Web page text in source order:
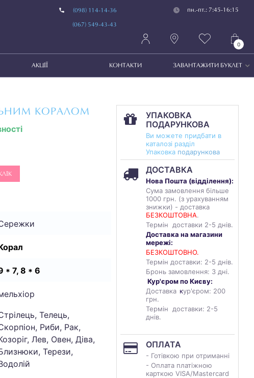
(098) 114-14-36
(067) 549-43-43
пн.-пт.: 7:45-16:15
0
АКЦІЇ КОНТАКТИ ЗАВАНТАЖИТИ БУКЛЕТ
КОРАЛОМ
* 7, 8 * 6
Телець,
Риби, Рак,
Лев, Овен, Діва,
Терези,
УПАКОВКА
ПОДАРУНКОВА
Ви можете придбати в
каталозі разділ
Упаковка подарункова
ДОСТАВКА
Нова Пошта (відділення):
Сума замовлення більше
1000 грн. (з урахуванням
знижки) - доставка
БЕЗКОШТОВНА.
Термін доставки 2-5 днів.
Доставка на магазини
мережі:
БЕЗКОШТОВНО.
Термін доставки: 2-5 днів.
Бронь замовлення: 3 дні.
Кур'єром по Києву:
Доставка кур'єром: 200
грн.
Термін доставки: 2-5
днів.
ОПЛАТА
- Готівкою при отриманні
- Оплата платіжною
карткою VISA/Mastercard